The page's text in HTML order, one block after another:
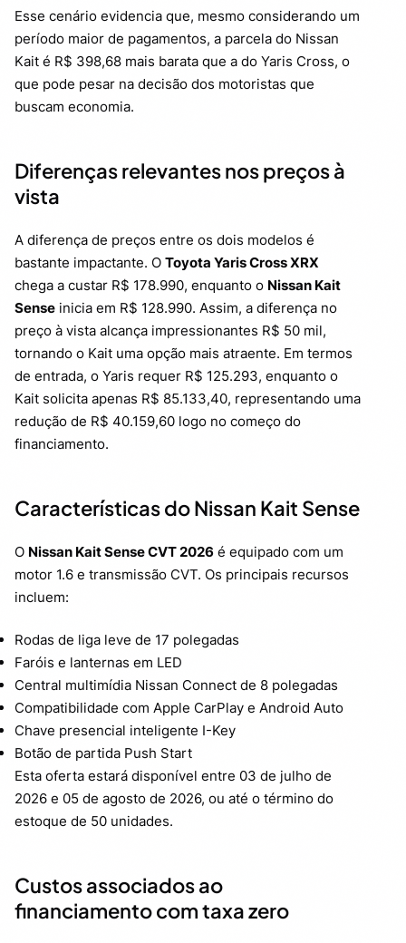
Esse cenário evidencia que, mesmo considerando um
período maior de pagamentos, a parcela do Nissan
Kait é R$ 398,68 mais barata que a do Yaris Cross, o
que pode pesar na decisão dos motoristas que
buscam economia.
Diferenças relevantes nos preços à
vista
A diferença de preços entre os dois modelos é
bastante impactante. O Toyota Yaris Cross XRX
chega a custar R$ 178.990, enquanto o Nissan Kait
Sense inicia em R$ 128.990. Assim, a diferença no
preço à vista alcança impressionantes R$ 50 mil,
tornando o Kait uma opção mais atraente. Em termos
de entrada, o Yaris requer R$ 125.293, enquanto o
Kait solicita apenas R$ 85.133,40, representando uma
redução de R$ 40.159,60 logo no começo do
financiamento.
Características do Nissan Kait Sense
O Nissan Kait Sense CVT 2026 é equipado com um
motor 1.6 e transmissão CVT. Os principais recursos
incluem:
Rodas de liga leve de 17 polegadas
Faróis e lanternas em LED
Central multimídia Nissan Connect de 8 polegadas
Compatibilidade com Apple CarPlay e Android Auto
Chave presencial inteligente I-Key
Botão de partida Push Start
Esta oferta estará disponível entre 03 de julho de
2026 e 05 de agosto de 2026, ou até o término do
estoque de 50 unidades.
Custos associados ao
financiamento com taxa zero